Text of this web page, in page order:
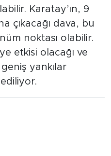
Karatay’ın, 9
çıkacağı dava, bu
noktası olabilir.
etkisi olacağı ve
yankılar